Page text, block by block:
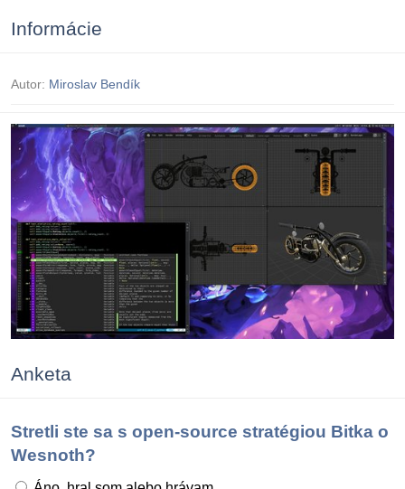
Informácie
Autor: Miroslav Bendík
Anketa
Stretli ste sa s open-source stratégiou Bitka o
Wesnoth?